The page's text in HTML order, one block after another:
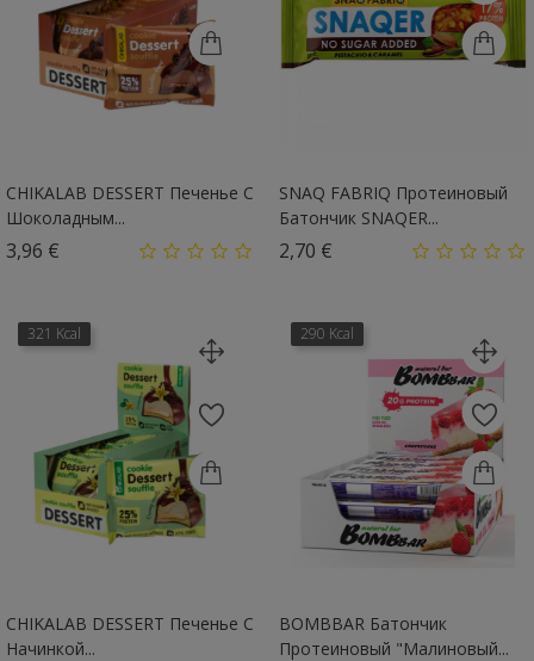
CHIKALAB DESSERT Печенье С
Шоколадным...
3,96 €
SNAQ FABRIQ Протеиновый
Батончик SNAQER...
2,70 €
321 Kcal
CHIKALAB DESSERT Печенье С
Начинкой...
290 Kcal
BOMBBAR Батончик
Протеиновый "Малиновый...